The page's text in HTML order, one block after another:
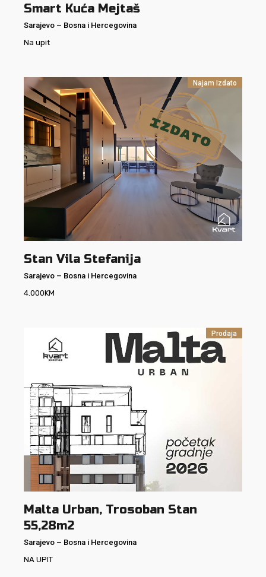
Smart Kuća Mejtaš
Sarajevo – Bosna i Hercegovina
Na upit
Najam Izdato
Stan Vila Stefanija
Sarajevo – Bosna i Hercegovina
4.000KM
Prodaja
Malta Urban, Trosoban Stan
55,28m2
Sarajevo – Bosna i Hercegovina
NA UPIT